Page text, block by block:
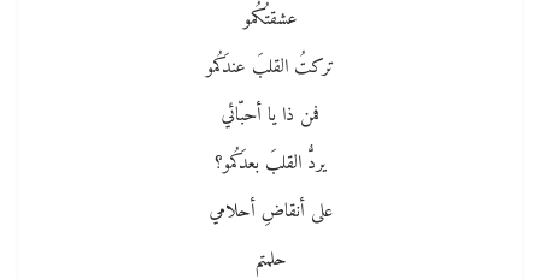
عشقتُكُمو
تركتُ القلبَ عندَكُمو
فمن ذا يا أحبّائي
يردُّ القلبَ بعدَكُمو؟
على أنقاضِ أحلامي
حلمتم